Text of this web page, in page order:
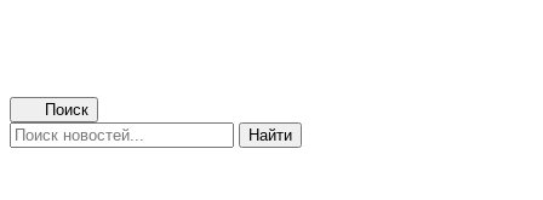
Поиск
Найти